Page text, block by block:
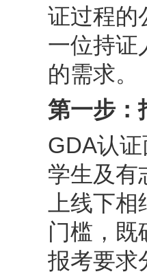
证过程的
一位持证
的需求。
第一步：
GDA认
学生及有
上线下
门槛，既
报考要求